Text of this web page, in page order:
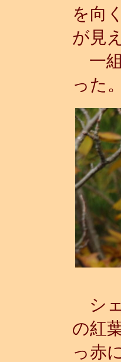
を向
が見
一
った。
シ
の紅
っ赤